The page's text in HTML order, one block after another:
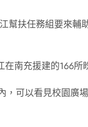
幫扶任務組要來
南充援建的166所
可以看見校園廣